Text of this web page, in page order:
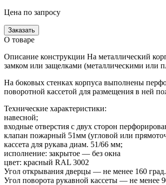
Цена по запросу
Заказать
О товаре
Описание конструкции На металлический
замком или защелками (металлическими или
На боковых стенках корпуса выполнены
поворотной кассетой для размещения в ней
Технические характеристики:
навесной;
входные отверстия с двух сторон
клапан пожарный 51мм (угловой или
кассета для рукава диам. 51/66 мм;
исполнение: закрытое — без окна
цвет: красный RAL 3002
Угол открывания дверцы — не менее 160 град.
Угол поворота рукавной кассеты — не менее